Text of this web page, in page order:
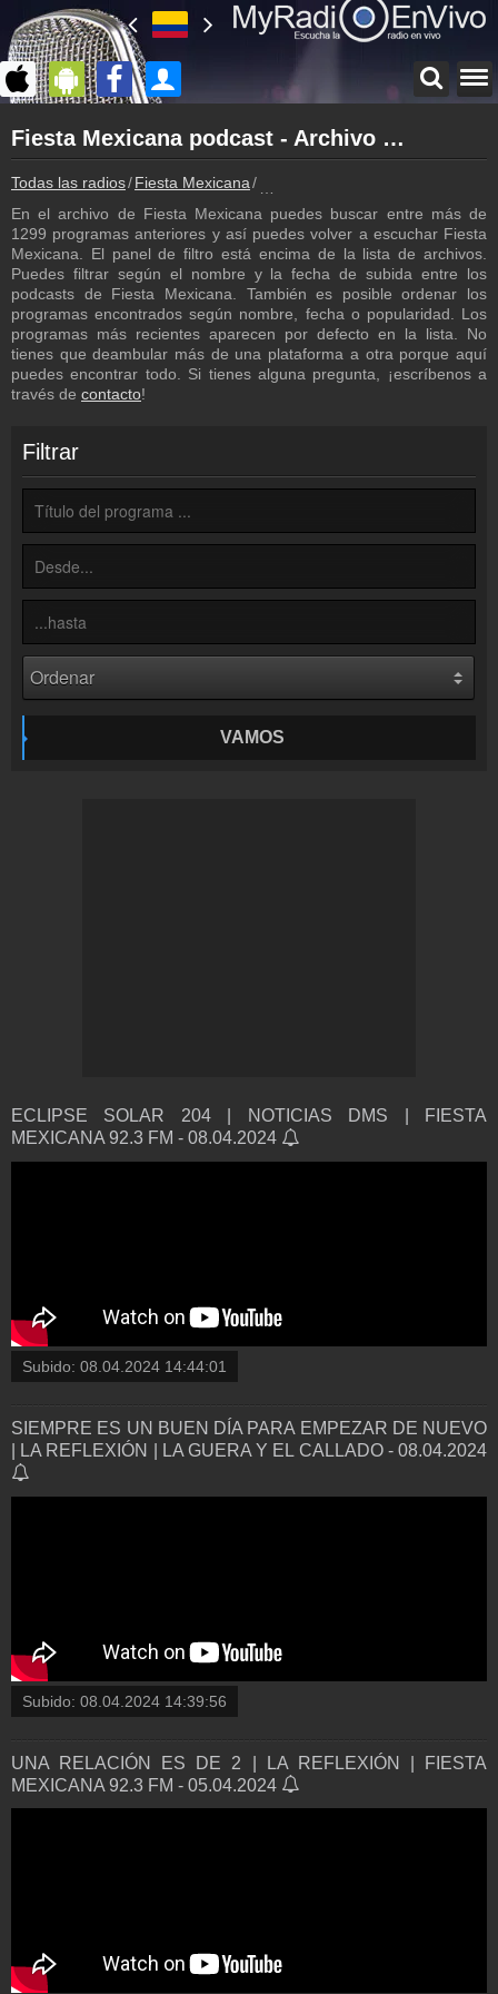
myradioenvivo.mx
Fiesta Mexicana
Atrás a la página de Fiesta Mexicana
Inicio de sesión
¡Crea una cuenta propia!
Programación
Los programas de Fiesta Mexicana
Contacto
¡Escríbenos!
Colaboración
Inserción de la radio
Inclúyelo a tu sitio web
Fiesta Mexicana podcast - Archivo - repetición de los programas
Todas las radios Fiesta Mexicana
En el archivo de Fiesta Mexicana puedes buscar entre más de
1299 programas anteriores y así puedes volver a escuchar Fiesta
Mexicana. El panel de filtro está encima de la lista de archivos.
Puedes filtrar según el nombre y la fecha de subida entre los
podcasts de Fiesta Mexicana. También es posible ordenar los
programas encontrados según nombre, fecha o popularidad. Los
programas más recientes aparecen por defecto en la lista. No
tienes que deambular más de una plataforma a otra porque aquí
puedes encontrar todo. Si tienes alguna pregunta, ¡escríbenos a
través de contacto!
Filtrar
VAMOS
ECLIPSE SOLAR 204 | NOTICIAS DMS | FIESTA
MEXICANA 92.3 FM - 08.04.2024
Subido: 08.04.2024 14:44:01
SIEMPRE ES UN BUEN DÍA PARA EMPEZAR DE NUEVO
| LA REFLEXIÓN | LA GUERA Y EL CALLADO - 08.04.2024
Subido: 08.04.2024 14:39:56
UNA RELACIÓN ES DE 2 | LA REFLEXIÓN | FIESTA
MEXICANA 92.3 FM - 05.04.2024